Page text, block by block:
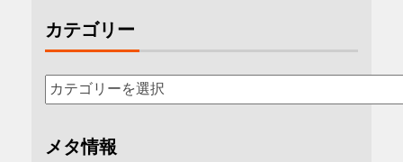
カテゴリー
メタ情報